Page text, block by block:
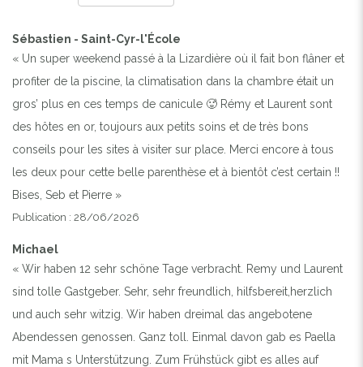
Sébastien - Saint-Cyr-l'École
« Un super weekend passé à la Lizardière où il fait bon flâner et
profiter de la piscine, la climatisation dans la chambre était un
gros’ plus en ces temps de canicule 🥵 Rémy et Laurent sont
des hôtes en or, toujours aux petits soins et de très bons
conseils pour les sites à visiter sur place. Merci encore à tous
les deux pour cette belle parenthèse et à bientôt c’est certain !!
Bises, Seb et Pierre »
Publication : 28/06/2026
Michael
« Wir haben 12 sehr schöne Tage verbracht. Remy und Laurent
sind tolle Gastgeber. Sehr, sehr freundlich, hilfsbereit,herzlich
und auch sehr witzig. Wir haben dreimal das angebotene
Abendessen genossen. Ganz toll. Einmal davon gab es Paella
mit Mama s Unterstützung. Zum Frühstück gibt es alles auf